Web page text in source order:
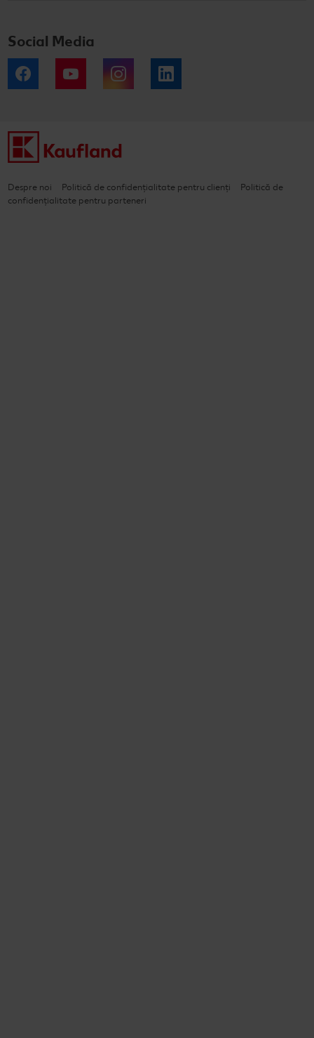
Social Media
Facebook YouTube Instagram
Despre noi Politică de confidențialitate pentru clienți
Politică de
confidențialitate pentru parteneri